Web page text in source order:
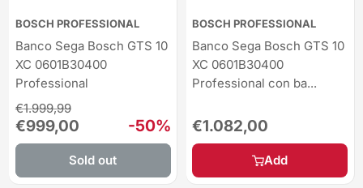
BOSCH PROFESSIONAL
Banco Sega Bosch GTS 10
XC 0601B30400
Professional
Sale
price
€999,00
Regular
price
€1.999,99
-50%
Sold out
BOSCH PROFESSIONAL
Banco Sega Bosch GTS 10
XC 0601B30400
Professional con ba...
Sale
price
€1.082,00
Add